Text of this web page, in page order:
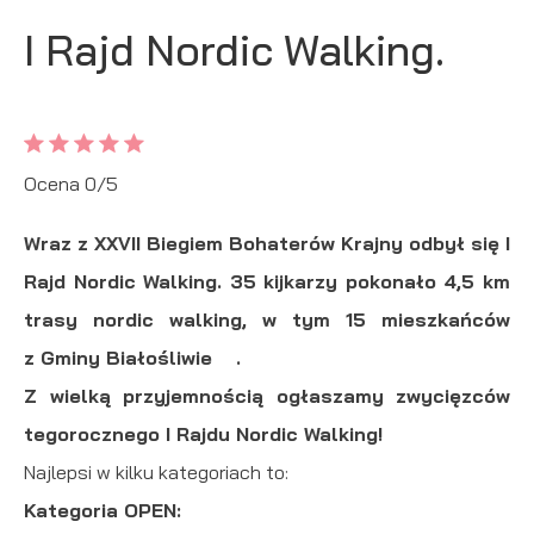
I Rajd Nordic Walking.
Ocena 0/5
Wraz z XXVII Biegiem Bohaterów Krajny odbył się I
Rajd Nordic Walking. 35 kijkarzy pokonało 4,5 km
trasy nordic walking, w tym 15 mieszkańców
z Gminy Białośliwie .
Z wielką przyjemnością ogłaszamy zwycięzców
tegorocznego I Rajdu Nordic Walking!
Najlepsi w kilku kategoriach to:
Kategoria OPEN:
formularzy. Dzięki plikom cookies strona, z której korzystasz,
Funkcjonalne i personalizacyjne
personalizację określonych funkcjonalności czy
prezentowanych treści.
dopasowanie jej do Twoich indywidualnych preferencji.
Wyrażenie zgody na funkcjonalne i personalizacyjne pliki
cookies gwarantuje dostępność większej ilości funkcji na
stronie.
Więcej
Analityczne
Analityczne pliki cookies pomagają nam rozwijać się i
dostosowywać do Twoich potrzeb.
Cookies analityczne pozwalają na uzyskanie informacji w
zakresie wykorzystywania witryny internetowej, miejsca oraz
częstotliwości, z jaką odwiedzane są nasze serwisy www.
Więcej